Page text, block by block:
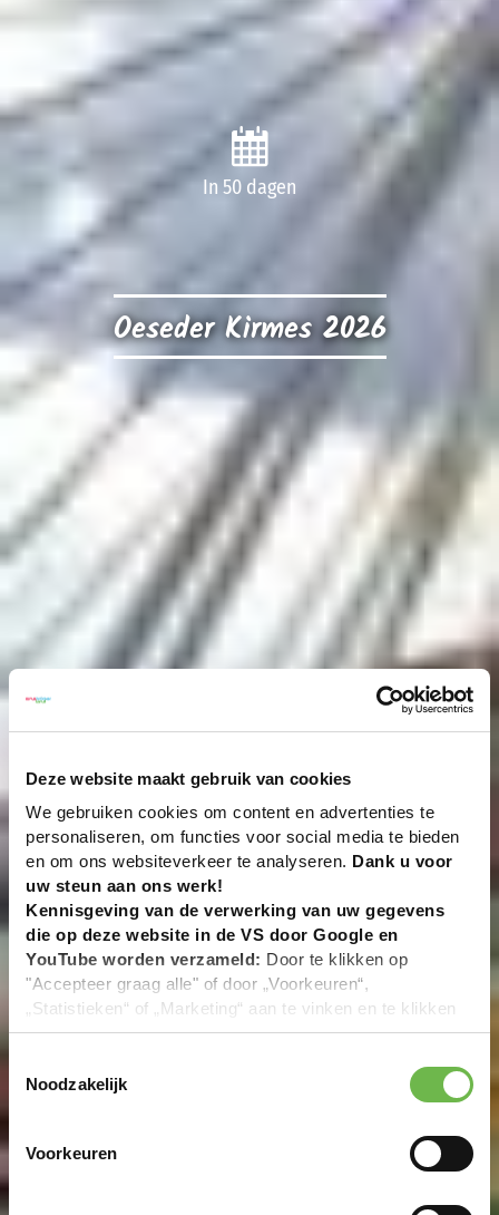
Deze website maakt gebruik van cookies
We gebruiken cookies om content en advertenties te
personaliseren, om functies voor social media te bieden
en om ons websiteverkeer te analyseren. Dank u voor
uw steun aan ons werk!
Kennisgeving van de verwerking van uw gegevens
die op deze website in de VS door Google en
YouTube worden verzameld: Door te klikken op
"Accepteer graag alle" of door „Voorkeuren“,
„Statistieken“ of „Marketing“ aan te vinken en te klikken
op "Selectie handmatig instellen", stemt u er ook mee in
overeenstemming met Art. 49 (1) zin 1 lit. a DSGVO. De
VS zijn door het Europees Hof van Justitie beoordeeld
gegevensbescherming volgens EU-normen. In het
Amerikaanse autoriteiten worden verwerkt voor controle-
Noodzakelijk
Voorkeuren
In 50 dagen
Oeseder Kirmes 2026